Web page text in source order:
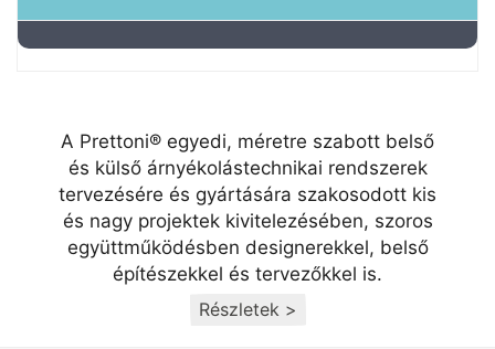
A Prettoni® egyedi, méretre szabott belső
és külső árnyékolástechnikai rendszerek
tervezésére és gyártására szakosodott kis
és nagy projektek kivitelezésében, szoros
együttműködésben designerekkel, belső
építészekkel és tervezőkkel is.
Részletek >